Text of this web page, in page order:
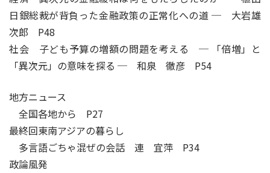
日銀総裁が背負った金融政策の正常化への道 ─ 大岩雄
次郎 P48
社会 子ども予算の増額の問題を考える ─ 「倍増」と
「異次元」の意味を探る ─ 和泉 徹彦 P54
地方ニュース
全国各地から P27
最終回東南アジアの暮らし
多言語ごちゃ混ぜの会話 連 宜萍 P34
政論風発